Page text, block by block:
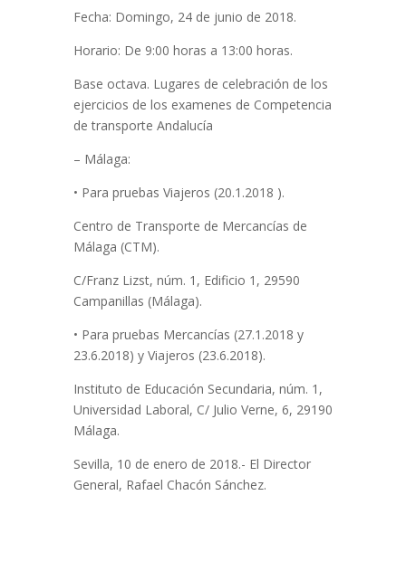
Fecha: Domingo, 24 de junio de 2018.
Horario: De 9:00 horas a 13:00 horas.
Base octava. Lugares de celebración de los
ejercicios de los examenes de Competencia
de transporte Andalucía
– Málaga:
• Para pruebas Viajeros (20.1.2018 ).
Centro de Transporte de Mercancías de
Málaga (CTM).
C/Franz Lizst, núm. 1, Edificio 1, 29590
Campanillas (Málaga).
• Para pruebas Mercancías (27.1.2018 y
23.6.2018) y Viajeros (23.6.2018).
Instituto de Educación Secundaria, núm. 1,
Universidad Laboral, C/ Julio Verne, 6, 29190
Málaga.
Sevilla, 10 de enero de 2018.- El Director
General, Rafael Chacón Sánchez.